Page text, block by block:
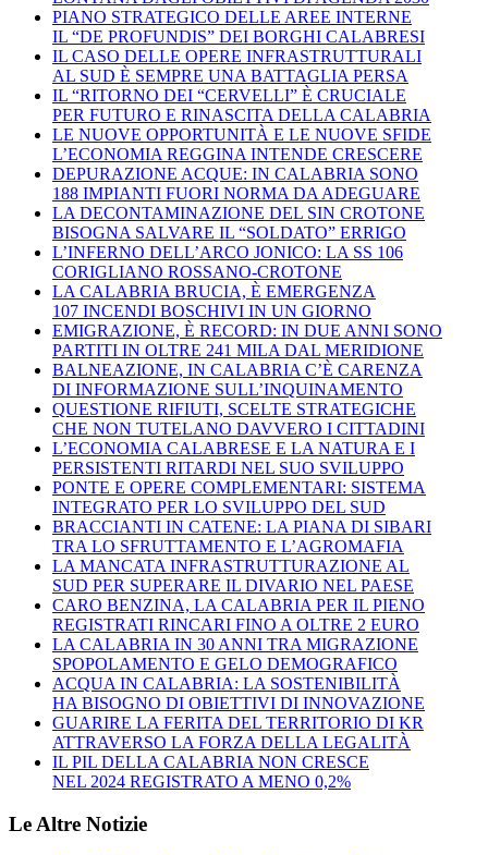
PIANO STRATEGICO DELLE AREE INTERNE
IL “DE PROFUNDIS” DEI BORGHI CALABRESI
IL CASO DELLE OPERE INFRASTRUTTURALI
AL SUD È SEMPRE UNA BATTAGLIA PERSA
IL “RITORNO DEI “CERVELLI” È CRUCIALE
PER FUTURO E RINASCITA DELLA CALABRIA
LE NUOVE OPPORTUNITÀ E LE NUOVE SFIDE
L’ECONOMIA REGGINA INTENDE CRESCERE
DEPURAZIONE ACQUE: IN CALABRIA SONO
188 IMPIANTI FUORI NORMA DA ADEGUARE
LA DECONTAMINAZIONE DEL SIN CROTONE
BISOGNA SALVARE IL “SOLDATO” ERRIGO
L’INFERNO DELL’ARCO JONICO: LA SS 106
CORIGLIANO ROSSANO-CROTONE
LA CALABRIA BRUCIA, È EMERGENZA
107 INCENDI BOSCHIVI IN UN GIORNO
EMIGRAZIONE, È RECORD: IN DUE ANNI SONO
PARTITI IN OLTRE 241 MILA DAL MERIDIONE
BALNEAZIONE, IN CALABRIA C’È CARENZA
DI INFORMAZIONE SULL’INQUINAMENTO
QUESTIONE RIFIUTI, SCELTE STRATEGICHE
CHE NON TUTELANO DAVVERO I CITTADINI
L’ECONOMIA CALABRESE E LA NATURA E I
PERSISTENTI RITARDI NEL SUO SVILUPPO
PONTE E OPERE COMPLEMENTARI: SISTEMA
INTEGRATO PER LO SVILUPPO DEL SUD
BRACCIANTI IN CATENE: LA PIANA DI SIBARI
TRA LO SFRUTTAMENTO E L’AGROMAFIA
LA MANCATA INFRASTRUTTURAZIONE AL
SUD PER SUPERARE IL DIVARIO NEL PAESE
CARO BENZINA, LA CALABRIA PER IL PIENO
REGISTRATI RINCARI FINO A OLTRE 2 EURO
LA CALABRIA IN 30 ANNI TRA MIGRAZIONE
SPOPOLAMENTO E GELO DEMOGRAFICO
ACQUA IN CALABRIA: LA SOSTENIBILITÀ
HA BISOGNO DI OBIETTIVI DI INNOVAZIONE
GUARIRE LA FERITA DEL TERRITORIO DI KR
ATTRAVERSO LA FORZA DELLA LEGALITÀ
IL PIL DELLA CALABRIA NON CRESCE
NEL 2024 REGISTRATO A MENO 0,2%
Le Altre Notizie